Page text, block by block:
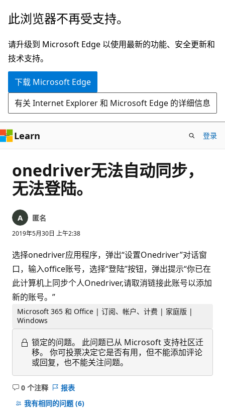
跳
主
要
内
此浏览器不再受支持。
请升级到 Microsoft Edge 以使用最新的功能、安全更新和
技术支持。
下载 Microsoft Edge
有关 Internet Explorer 和 Microsoft Edge 的详细信息
Learn 登录
onedriver无法自动同步，
无法登陆。
匿名
2019年5月30日 上午2:38
选择onedriver应用程序，弹出“设置Onedriver”对话窗
口，输入office账号，选择“登陆”按钮，弹出提示“你已在
此计算机上同步个人Onedriver,请取消链接此账号以添加
新的账号。”
Microsoft 365 和 Office | 订阅、帐户、计费 | 家庭版 |
Windows
锁定的问题。
此问题已从 Microsoft 支持社区迁
移。 你可投票决定它是否有用，但不能添加评论
或回复，也不能关注问题。
0 个注释
无
注
报表
我有相同的问题 (6)